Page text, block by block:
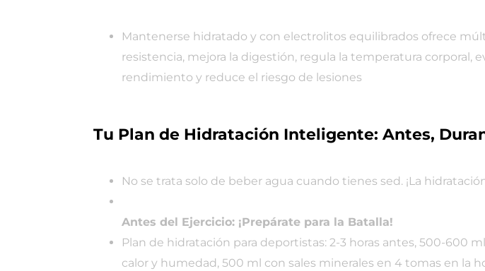
Mantenerse hidratado y con electrolitos equilibrados ofrece
resistencia, mejora la digestión, regula la temperatura
rendimiento y reduce el riesgo de lesiones
Tu Plan de Hidratación Inteligente: Antes,
No se trata solo de beber agua cuando tienes sed. ¡La
Antes del Ejercicio: ¡Prepárate para la Batalla!
Plan de hidratación para deportistas: 2-3 horas antes, 500-600
calor y humedad, 500 ml con sales minerales en 4 tomas en la